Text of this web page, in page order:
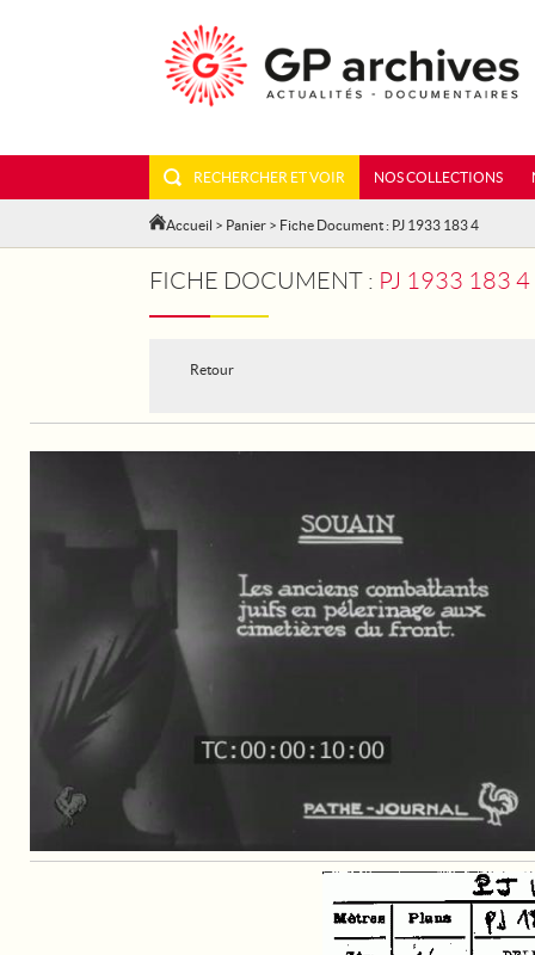
RECHERCHER ET VOIR NOS COLLECTIONS
Accueil > Panier > Fiche Document : PJ 1933 183 4
FICHE DOCUMENT : PJ 1933 183 4
Retour